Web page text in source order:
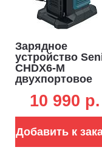
Зарядное
устройство
CHDX6-M
двухпортовое
для
аккумуляторов
10 990 p.
Добавить к